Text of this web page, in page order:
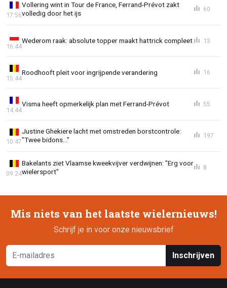
Vollering wint in Tour de France, Ferrand-Prévot zakt
volledig door het ijs
17:56
60
Wederom raak: absolute topper maakt hattrick compleet
16:44
13
Roodhooft pleit voor ingrijpende verandering
15:44
16
Visma heeft opmerkelijk plan met Ferrand-Prévot
14:44
55
Justine Ghekiere lacht met omstreden borstcontrole:
"Twee bidons..."
10:47
197
Bakelants ziet Vlaamse kweekvijver verdwijnen: "Erg voor
wielersport"
09:24
8
Mis niets van het laatste wielernieuws!
Schrijf je in voor onze nieuwsbrief
Inschrijven